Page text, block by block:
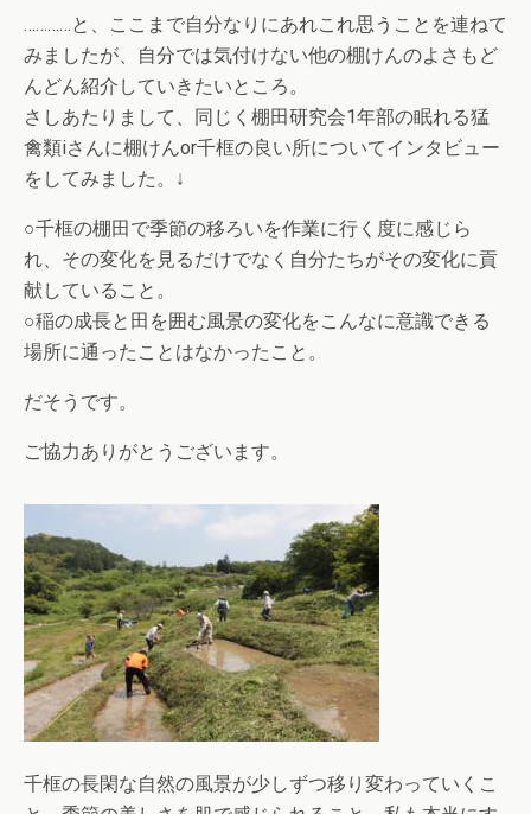
…………と、ここまで自分なりにあれこれ思うことを連ねて
みましたが、自分では気付けない他の棚けんのよさもど
んどん紹介していきたいところ。
さしあたりまして、同じく棚田研究会1年部の眠れる猛
禽類iさんに棚けんor千框の良い所についてインタビュー
をしてみました。↓
○千框の棚田で季節の移ろいを作業に行く度に感じら
れ、その変化を見るだけでなく自分たちがその変化に貢
献していること。
○稲の成長と田を囲む風景の変化をこんなに意識できる
場所に通ったことはなかったこと。
だそうです。
ご協力ありがとうございます。
千框の長閑な自然の風景が少しずつ移り変わっていくこ